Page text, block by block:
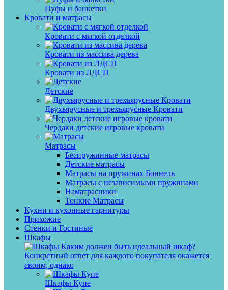
Пуфы и банкетки
Кровати и матрасы
Кровати с мягкой отделкой
Кровати из массива дерева
Кровати из ЛДСП
Детские
Двухъярусные и трехъярусные Кровати
Чердаки детские игровые кровати
Матрасы
Беспружинные матрасы
Детские матрасы
Матрасы на пружинах Боннель
Матрасы с независимыми пружинами
Наматрасники
Тонкие Матрасы
Кухни и кухонные гарнитуры
Прихожие
Стенки и Гостиные
Шкафы
Каким должен быть идеальный шкаф?
Конкретный ответ для каждого покупателя окажется
своим, однако
Шкафы Купе